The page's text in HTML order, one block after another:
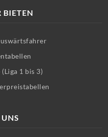
BIETEN
1 bis 3)